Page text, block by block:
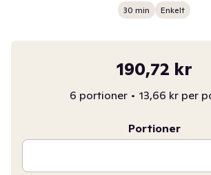
30 min Enkelt
190,72 kr
6 portioner • 13,66 kr per
Portioner